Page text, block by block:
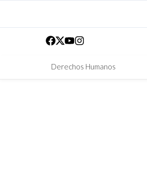
Derechos Humanos